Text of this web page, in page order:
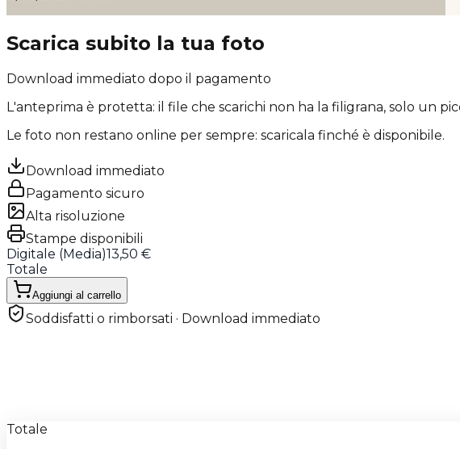
Scarica subito la tua foto
Download immediato dopo il pagamento
L'anteprima è protetta: il file che scarichi non ha la filigrana, solo un
Le foto non restano online per sempre: scaricala finché è disponibile.
Download immediato
Pagamento sicuro
Alta risoluzione
Stampe disponibili
Digitale (Media)13,50 €
Totale
Aggiungi al carrello
Soddisfatti o rimborsati · Download immediato
Totale